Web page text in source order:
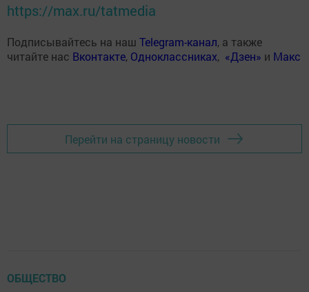
https://max.ru/tatmedia
Подписывайтесь на наш Telegram-канал, а также
читайте нас Вконтакте, Одноклассниках, «Дзен» и Макс
Перейти на страницу новости
ОБЩЕСТВО